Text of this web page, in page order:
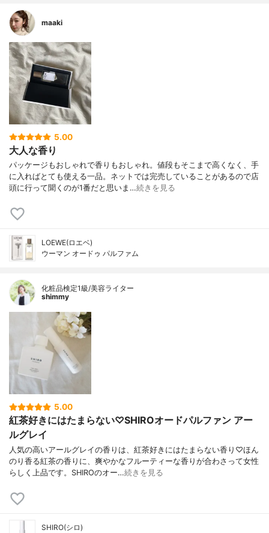
maaki
5.00
大人な香り
パッケージもおしゃれで香りもおしゃれ。値段もそこまで高くなく、手
に入ればとても使える一品。ネットでは完売していることがあるので店
頭に行って聞くのが1番だと思いま…続きを見る
LOEWE(ロエベ)
ウーマン オードゥ パルファム
化粧品検定1級/美容ライター
shimmy
5.00
紅茶好きにはたまらない♡SHIROオードパルファン アー
ルグレイ
人気の高いアールグレイの香りは、紅茶好きにはたまらない香り♡ほん
のり香る紅茶の香りに、爽やかなフルーティーな香りが合わさって女性
らしく上品です。SHIROのオー…続きを見る
SHIRO(シロ)